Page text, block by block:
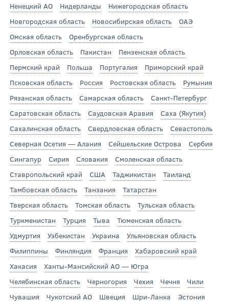
Ненецкий АО
Нидерланды
Нижегородская область
Новгородская область
Новосибирская область
ОАЭ
Омская область
Оренбургская область
Орловская область
Пакистан
Пензенская область
Пермский край
Польша Португалия
Приморский край
Псковская область
Россия Ростовская область
Румыния
Рязанская область
Самарская область
Санкт-Петербург
Саратовская область
Саудовская Аравия
Саха (Якутия)
Сахалинская область
Свердловская область
Севастополь
Северная Осетия — Алания
Сейшельские Острова
Сербия
Сингапур
Сирия Словакия
Смоленская область
Ставропольский край
США Таджикистан
Таиланд
Тамбовская область
Танзания
Татарстан
Тверская область
Томская область
Тульская область
Туркменистан
Турция Тыва
Тюменская область
Удмуртия
Узбекистан Украина
Ульяновская область
Филиппины
Финляндия Франция
Хабаровский край
Хакасия
Ханты-Мансийский АО — Югра
Челябинская область
Черногория Чехия Чечня
Чили
Чувашия
Чукотский АО Швеция Шри-Ланка
Эстония